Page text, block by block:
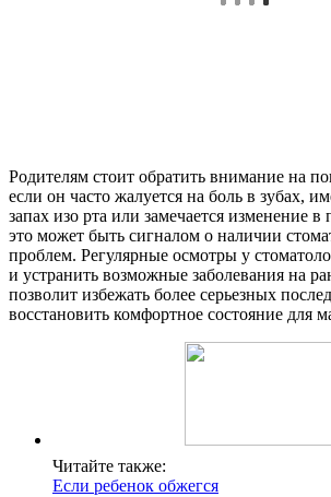
Родителям стоит обратить внимание на
если он часто жалуется на боль в зубах,
запах изо рта или замечается изменение
это может быть сигналом о наличии
проблем. Регулярные осмотры у
и устранить возможные заболевания на
позволит избежать более серьезных
восстановить комфортное состояние для
Читайте также:
Если ребенок обжегся